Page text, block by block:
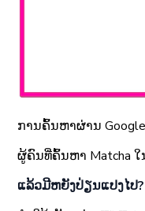
ການຄົ້ນຫາຜ່ານ
ຜູ້ຄົນທີ່ຄົ້ນຫາ Matcha ໃ
ແລ້ວມີຫຍັງປ່ຽນແປງໄປ?